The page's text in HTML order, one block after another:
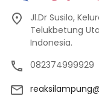
Jl.Dr Susilo,
Telukbetung
Indonesia.
082374999929